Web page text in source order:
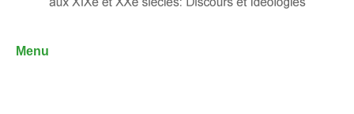
Menu